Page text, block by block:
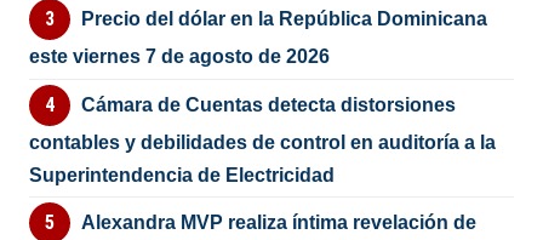
Precio del dólar en la República Dominicana
este viernes 7 de agosto de 2026
Cámara de Cuentas detecta distorsiones
contables y debilidades de control en auditoría a la
Superintendencia de Electricidad
Alexandra MVP realiza íntima revelación de